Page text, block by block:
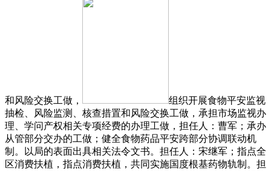
和风险交换工做，
组织开展食物平安监视
抽检、风险监测、核查措置和风险交换工做，承担市场监视办
理、学问产权相关专项经费的办理工做，担任人：曹军；承办
从管部分交办的工做；健全食物药品平安跨部分协调联动机
制。以局的表面出具相关法令文书。担任人：宋继军；指点全
区消费扶植，指点消费扶植，共同实施国度根基药物轨制。担